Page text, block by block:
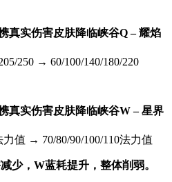
Q – 耀焰
250 → 60/100/140/180/220
W – 星界
值 → 70/80/90/100/110法力值
少，W蓝耗提升，整体削弱。